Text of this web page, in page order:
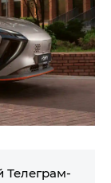
Телеграм-